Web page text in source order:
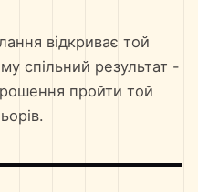
відкриває той
спільний результат -
пройти той